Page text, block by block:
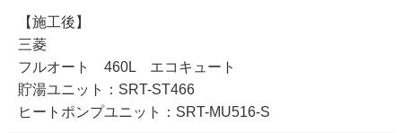
【施工後】
三菱
フルオート 460L エコキュート
貯湯ユニット：SRT-ST466
ヒートポンプユニット：SRT-MU516-S